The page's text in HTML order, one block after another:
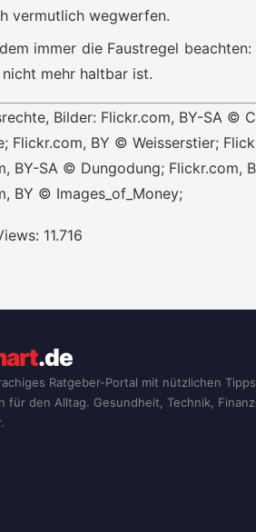
vermutlich wegwerfen.
immer die Faustregel
nicht mehr haltbar ist.
Bilder: Flickr.com, BY-SA ©
Flickr.com, BY © Weisserstier;
BY-SA © Dungodung; Flickr.com,
BY © Images_of_Money;
11.716
.de
Ratgeber-Portal mit nützlichen
für den Alltag. Gesundheit, Technik,